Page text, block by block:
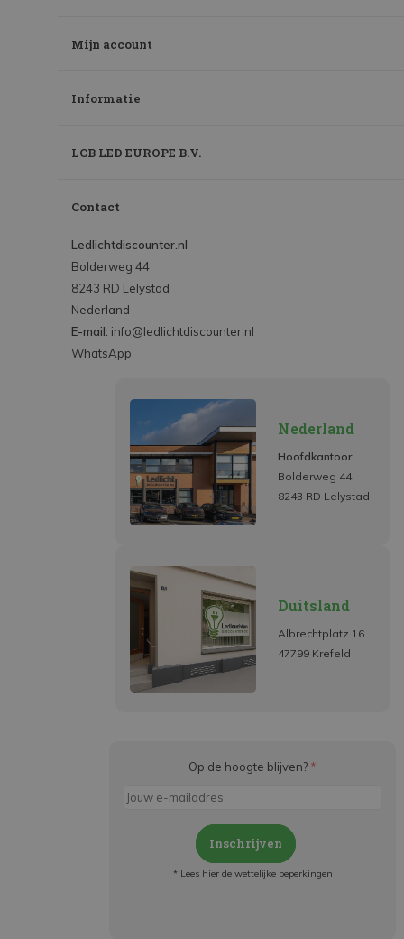
Mijn account
Informatie
LCB LED EUROPE B.V.
Contact
Ledlichtdiscounter.nl
Bolderweg 44
8243 RD Lelystad
Nederland
E-mail: info@ledlichtdiscounter.nl
WhatsApp
Nederland
Hoofdkantoor
Bolderweg 44
8243 RD Lelystad
Duitsland
Albrechtplatz 16
47799 Krefeld
Op de hoogte blijven? *
Inschrijven
* Lees hier de wettelijke beperkingen